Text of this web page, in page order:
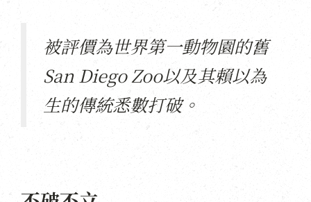
被評價為世界第一動物園的舊
San Diego Zoo以及其賴以為
生的傳統悉數打破。